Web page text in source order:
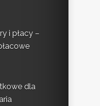
i płacy –
dla